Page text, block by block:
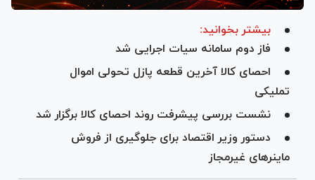
بیشتر بخوانید:
فاز دوم سامانه سیات اجرایی شد
احصای کالا آخرین قطعه پازل تحولی اموال
تملیکی
نشست بررسی پیشرفت روند احصای کالا برگزار شد
دستور وزیر اقتصاد برای جلوگیری از فروش
ماینر‌های غیرمجاز